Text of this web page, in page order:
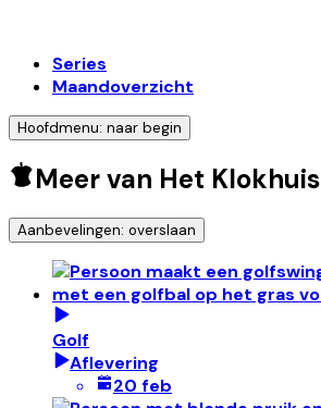
Series
Maandoverzicht
Hoofdmenu: naar begin
Meer van Het Klokhuis
Aanbevelingen: overslaan
Golf
Aflevering
20 feb